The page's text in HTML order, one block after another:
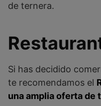
de ternera.
Si has decidido
te recomendamos el
una amplia oferta de